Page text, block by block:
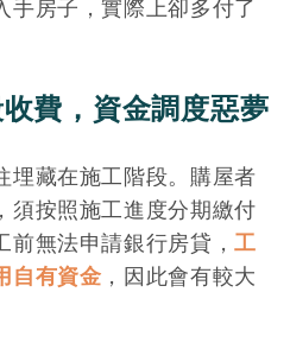
手房子，實際上卻多付了
費，資金調度惡夢
埋藏在施工階段。購屋者
須按照施工進度分期繳付
前無法申請銀行房貸，工
自有資金 ，因此會有較大